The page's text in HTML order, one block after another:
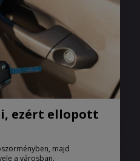
ezért ellopott
majd
a városban.